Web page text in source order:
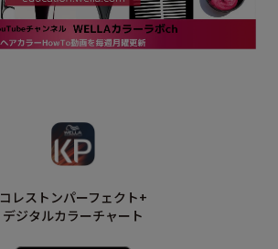
コレストンパーフェクト+
デジタルカラーチャート